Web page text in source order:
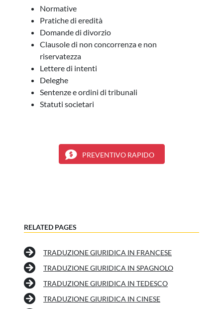
Normative
Pratiche di eredità
Domande di divorzio
Clausole di non concorrenza e non
riservatezza
Lettere di intenti
Deleghe
Sentenze e ordini di tribunali
Statuti societari
PREVENTIVO RAPIDO
RELATED PAGES
TRADUZIONE GIURIDICA IN FRANCESE
TRADUZIONE GIURIDICA IN SPAGNOLO
TRADUZIONE GIURIDICA IN TEDESCO
TRADUZIONE GIURIDICA IN CINESE